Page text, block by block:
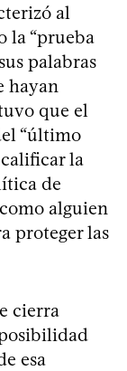
al
la “prueba
palabras
hayan
que el
“último
la
de
alguien
proteger las
cierra
esa